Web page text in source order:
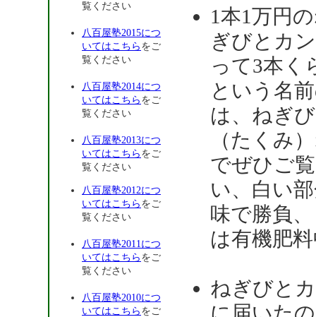
覧ください
八百屋塾2015につ
いてはこちら をご
覧ください
八百屋塾2014につ
いてはこちら をご
覧ください
八百屋塾2013につ
いてはこちら をご
覧ください
八百屋塾2012につ
いてはこちら をご
覧ください
八百屋塾2011につ
いてはこちら をご
覧ください
八百屋塾2010につ
いてはこちら をご
1本1万円
ぎびとカ
って3本く
という名
は、ねぎ
（たくみ
でぜひご
い、白い
味で勝負
は有機肥
ねぎびと